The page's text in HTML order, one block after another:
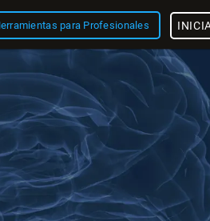
para Profesionales